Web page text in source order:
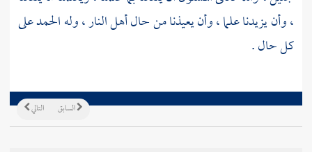
، وأن يزيدنا علما ، وأن يعيذنا من حال أهل النار ، وله الحمد على
كل حال .
التالي السابق